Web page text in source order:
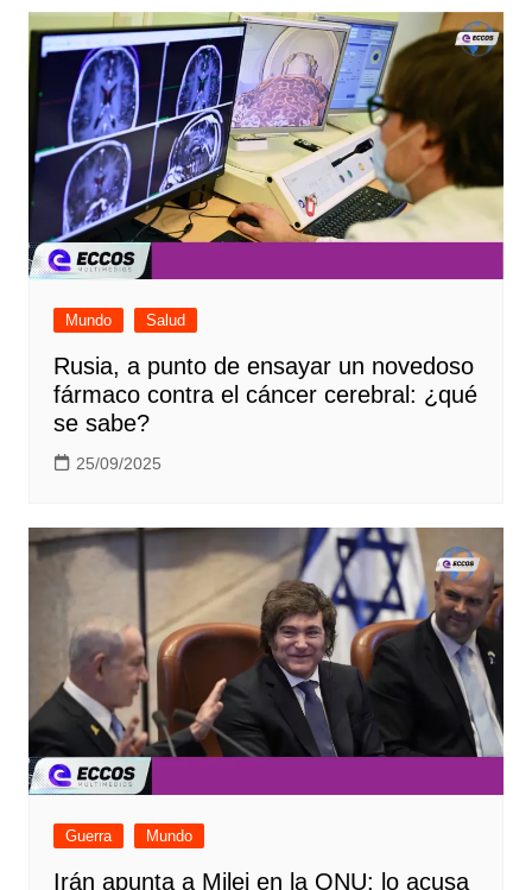
Mundo Salud
Rusia, a punto de ensayar un novedoso
fármaco contra el cáncer cerebral: ¿qué
se sabe?
25/09/2025
Guerra Mundo
Irán apunta a Milei en la ONU: lo acusa